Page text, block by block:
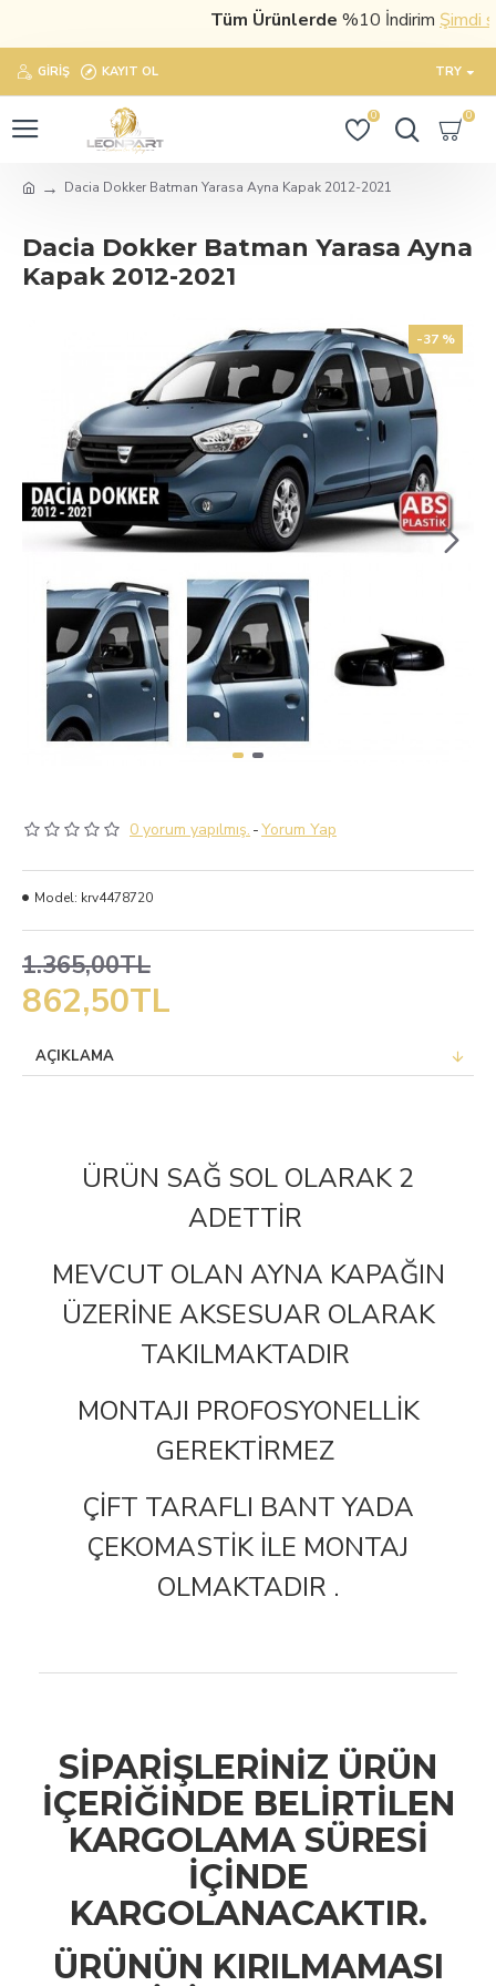
Tüm Ürünlerde%10 İndirimŞimdi
GIRIŞ KAYIT OL TRY
0 0
Dacia Dokker Batman Yarasa Ayna Kapak 2012-2021
Dacia Dokker Batman Yarasa Ayna
Kapak 2012-2021
-37 %
0 yorum yapılmış. -Yorum Yap
862,50TL
1.365,00TL
Model: krv4478720
AÇIKLAMA
ÜRÜN SAĞ SOL OLARAK 2
ADETTİR
MEVCUT OLAN AYNA KAPAĞIN
ÜZERİNE AKSESUAR OLARAK
TAKILMAKTADIR
MONTAJI PROFOSYONELLİK
GEREKTİRMEZ
ÇİFT TARAFLI BANT YADA
ÇEKOMASTİK İLE MONTAJ
OLMAKTADIR .
SİPARİŞLERİNİZ ÜRÜN
İÇERİĞİNDE BELİRTİLEN
KARGOLAMA SÜRESİ
İÇİNDE
KARGOLANACAKTIR.
ÜRÜNÜN KIRILMAMASI